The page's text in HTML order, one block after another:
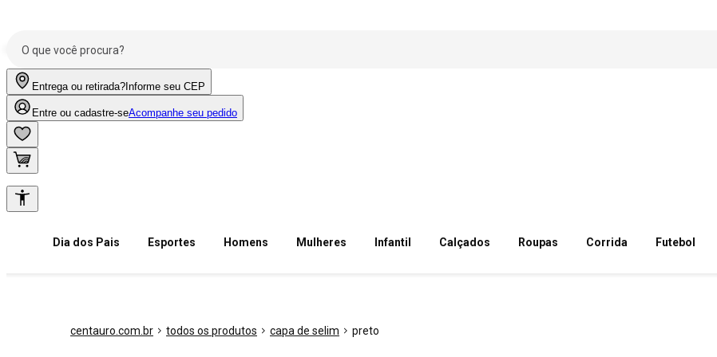
Entrega ou retirada? Informe seu CEP
Entre ou cadastre-seAcompanhe seu pedido
Dia dos Pais Esportes Homens Mulheres Infantil Calçados Roupas Corrida Futebol
centauro.com.br todos os produtos capa de selim preto